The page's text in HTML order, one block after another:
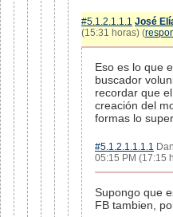
#5.1.2.1.1.1 José
(15:31 horas) (
Eso es lo que
buscador
recordar que
creación del
formas lo
#5.1.2.1.1.1.1
05:15 PM (17:15
Supongo que
FB tambien,